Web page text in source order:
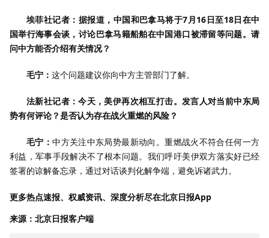
埃菲社记者：据报道，中国和巴拿马将于7月16日至18日在中
国举行海事会谈，讨论巴拿马籍船舶在中国港口被滞留等问题。请
问中方能否介绍有关情况？
毛宁： 这个问题建议你向中方主管部门了解。
法新社记者：今天，美伊再次相互打击。发言人对当前中东局
势有何评论？是否认为存在战火重燃的风险？
毛宁：中方关注中东局势最新动向。重燃战火不符合任何一方
利益，军事手段解决不了根本问题。我们呼吁美伊双方落实好已经
签署的谅解备忘录，通过对话谈判化解争端，避免诉诸武力。
更多热点速报、权威资讯、深度分析尽在北京日报App
来源：北京日报客户端